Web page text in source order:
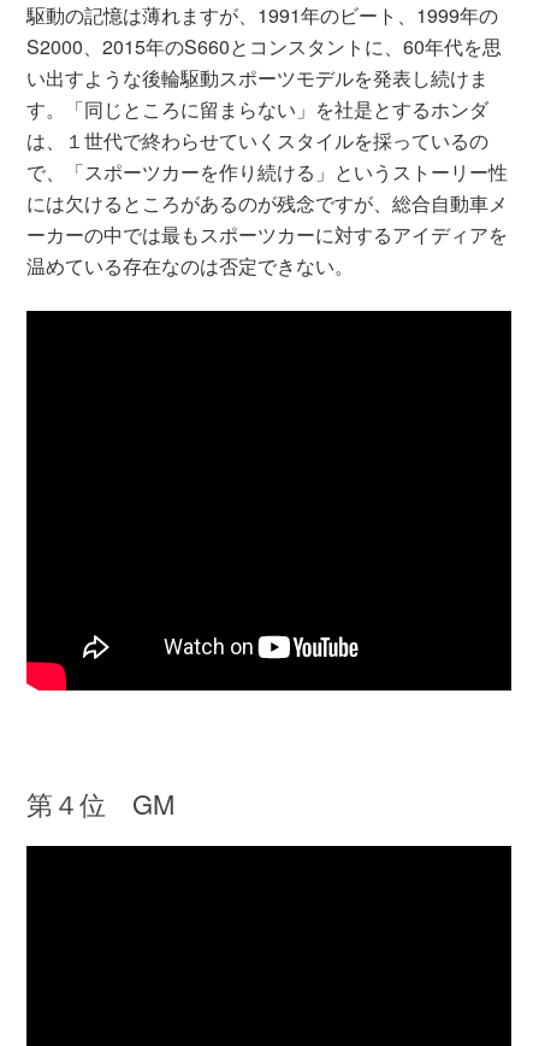
駆動の記憶は薄れますが、1991年のビート、1999年の
S2000、2015年のS660とコンスタントに、60年代を思
い出すような後輪駆動スポーツモデルを発表し続けま
す。「同じところに留まらない」を社是とするホンダ
は、１世代で終わらせていくスタイルを採っているの
で、「スポーツカーを作り続ける」というストーリー性
には欠けるところがあるのが残念ですが、総合自動車メ
ーカーの中では最もスポーツカーに対するアイディアを
温めている存在なのは否定できない。
第４位 GM